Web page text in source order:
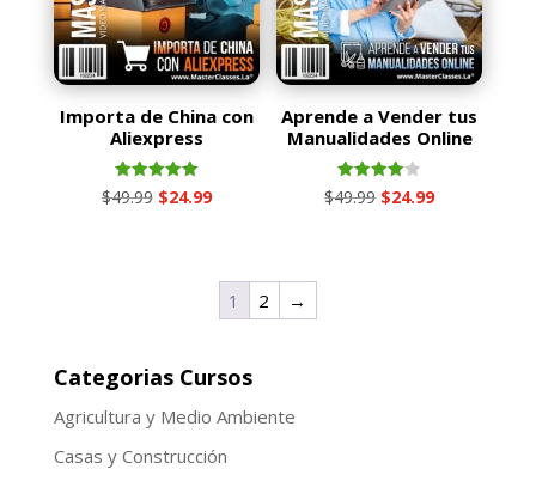
Importa de China con
Aliexpress
Valorado
con
$49.99 El
$24.99El
es:
$24.99.
Aprende a Vender tus
Manualidades Online
Valorado
con
$49.99 El
$24.99El
1 2 →
Categorias Cursos
Agricultura y Medio Ambiente
Casas y Construcción